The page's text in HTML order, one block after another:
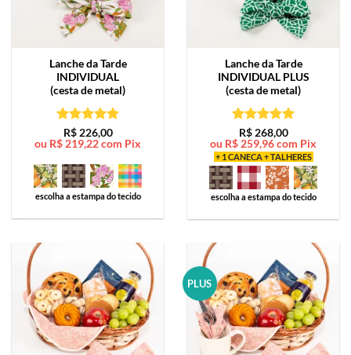
Lanche da Tarde
INDIVIDUAL
(cesta de metal)
Avaliação5
de 5
R$226,00
ou R$ 219,22com Pix
escolha a estampa do tecido
Lanche da Tarde
INDIVIDUAL PLUS
(cesta de metal)
Avaliação5
de 5
R$268,00
ou R$ 259,96com Pix
+ 1 CANECA + TALHERES
escolha a estampa do tecido
PLUS